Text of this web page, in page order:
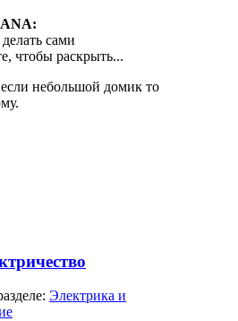
сами
чтобы раскрыть...
небольшой домик то
Электрика и